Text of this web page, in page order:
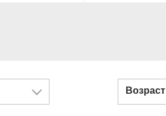
Возраст